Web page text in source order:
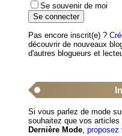
Se souvenir de moi
Pas encore inscrit(e) ?
découvrir de nouveaux
d'autres blogueurs et
Si vous parlez de mode
souhaitez que vos
Dernière Mode, proposez